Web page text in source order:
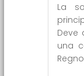
La
Deve
una